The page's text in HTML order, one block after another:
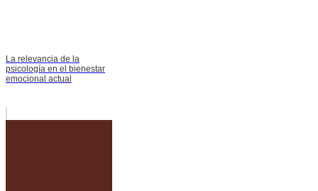
La relevancia de la
psicología en el bienestar
emocional actual